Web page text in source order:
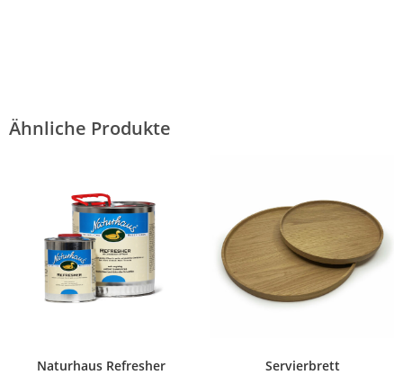
Ähnliche Produkte
Naturhaus Refresher Servierbrett